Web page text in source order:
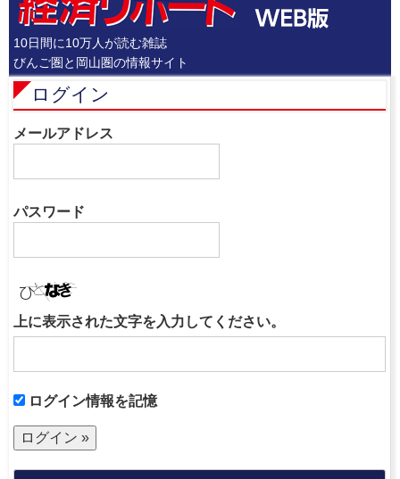
10日間に10万人が読む雑誌
びんご圏と岡山圏の情報サイト
ログイン
メールアドレス
パスワード
上に表示された文字を入力してください。
ログイン情報を記憶